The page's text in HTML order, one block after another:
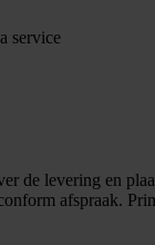
service
de levering en
afspraak.